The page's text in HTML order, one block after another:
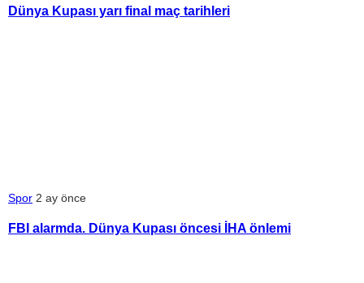
Dünya Kupası yarı final maç tarihleri
Spor 2 ay önce
FBI alarmda. Dünya Kupası öncesi İHA önlemi